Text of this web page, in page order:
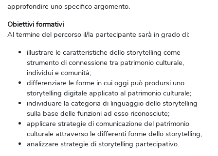
approfondire uno specifico argomento.
Obiettivi formativi
Al termine del percorso il/la partecipante sarà in grado di:
illustrare le caratteristiche dello storytelling come
strumento di connessione tra patrimonio culturale,
individui e comunità;
differenziare le forme in cui oggi può prodursi uno
storytelling digitale applicato al patrimonio culturale;
individuare la categoria di linguaggio dello storytelling
sulla base delle funzioni ad esso riconosciute;
applicare strategie di comunicazione del patrimonio
culturale attraverso le differenti forme dello storytelling;
analizzare strategie di storytelling partecipativo.